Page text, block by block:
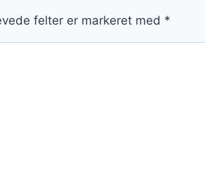
felter er markeret med *